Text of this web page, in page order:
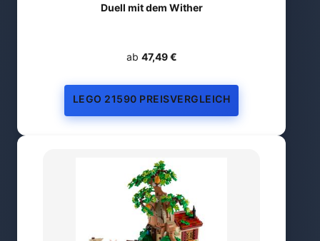
Duell mit dem Wither
ab 47,49 €
LEGO 21590 PREISVERGLEICH